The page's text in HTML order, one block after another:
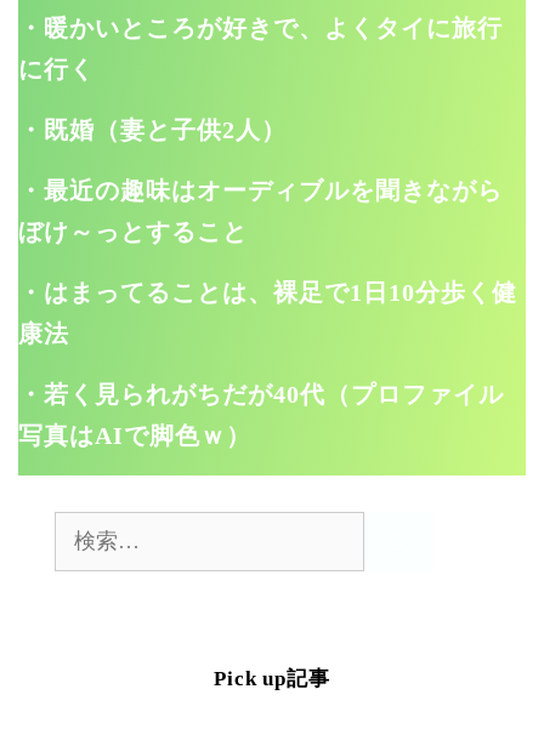
・暖かいところが好きで、よくタイに旅行
に行く
・既婚（妻と子供2人）
・最近の趣味はオーディブルを聞きながら
ぼけ～っとすること
・はまってることは、裸足で1日10分歩く健
康法
・若く見られがちだが40代（プロファイル
写真はAIで脚色ｗ）
Pick up記事